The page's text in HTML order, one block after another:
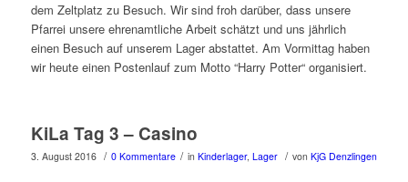
dem Zeltplatz zu Besuch. Wir sind froh darüber, dass unsere
Pfarrei unsere ehrenamtliche Arbeit schätzt und uns jährlich
einen Besuch auf unserem Lager abstattet. Am Vormittag haben
wir heute einen Postenlauf zum Motto “Harry Potter“ organisiert.
KiLa Tag 3 – Casino
3. August 2016 / 0 Kommentare / in Kinderlager, Lager / von KjG Denzlingen